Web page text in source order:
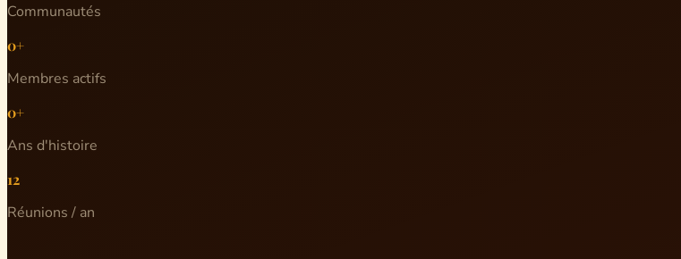
Communautés
0+
Membres actifs
0+
Ans d'histoire
12
Réunions / an